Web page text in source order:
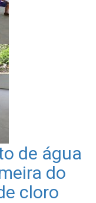
de água
do
cloro